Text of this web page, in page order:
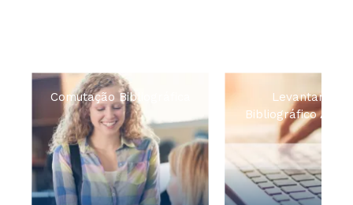
Bibliográfica
Bibliográfico Autorizado